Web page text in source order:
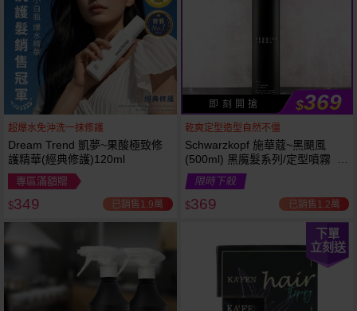
超爆水免沖洗一抹修護
Dream Trend 凱夢~果酸極致修
護精華(經典修護)120ml
專區滿額贈
$349 已銷售1.9萬
即 刻 開 搶 $369
乾爽定型造型自然不僵
Schwarzkopf 施華蔻~黑颶風
(500ml) 黑魔髮系列/定型噴霧 施
華寇
限時下殺
$369 已銷售1.2萬
下單
立刻送